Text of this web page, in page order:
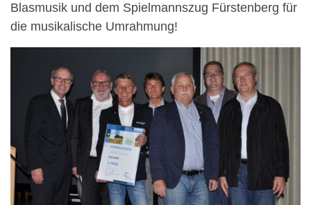
Blasmusik und dem Spielmannszug Fürstenberg für
die musikalische Umrahmung!